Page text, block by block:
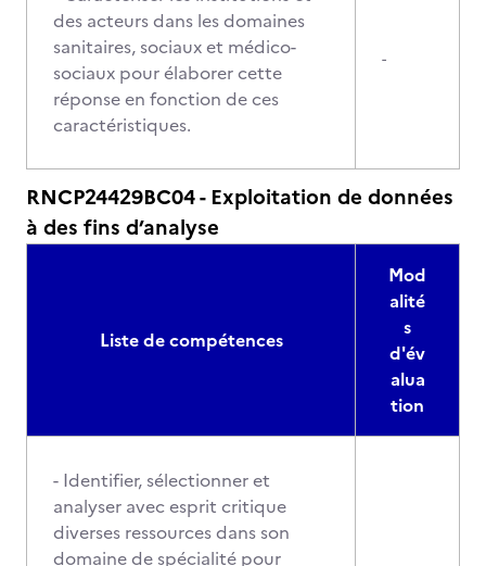
des acteurs dans les domaines
sanitaires, sociaux et médico-
sociaux pour élaborer cette
réponse en fonction de ces
caractéristiques.
-
RNCP24429BC04 - Exploitation de données
à des fins d’analyse
Liste de compétences
Mod
alité
s
d'év
alua
tion
- Identifier, sélectionner et
analyser avec esprit critique
diverses ressources dans son
domaine de spécialité pour